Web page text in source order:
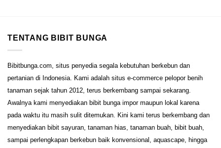
TENTANG BIBIT BUNGA
Bibitbunga.com, situs penyedia segala kebutuhan berkebun dan
pertanian di Indonesia. Kami adalah situs e-commerce pelopor benih
tanaman sejak tahun 2012, terus berkembang sampai sekarang.
Awalnya kami menyediakan bibit bunga impor maupun lokal karena
pada waktu itu masih sulit ditemukan. Kini kami terus berkembang dan
menyediakan bibit sayuran, tanaman hias, tanaman buah, bibit buah,
sampai perlengkapan berkebun baik konvensional, aquascape, hingga